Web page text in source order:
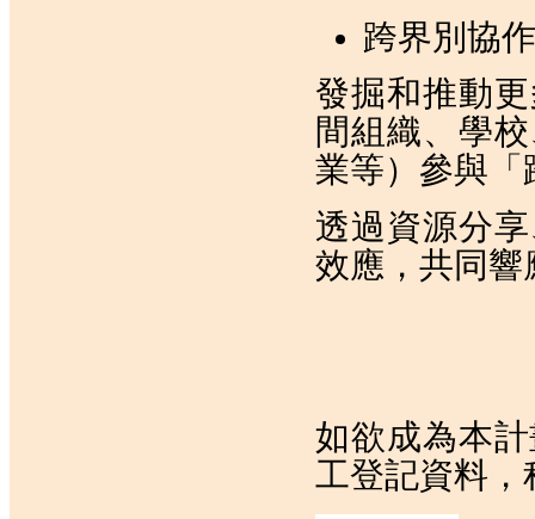
跨界別協
發掘和推動
間組織、學
業等）參與「
透過資源分
效應，共同響
如欲成為本
工登記資料，